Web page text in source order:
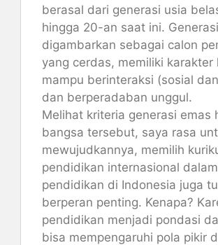
berasal dari generasi usia
hingga 20-an saat ini.
digambarkan sebagai calon
yang cerdas, memiliki karakter
mampu berinteraksi (sosial
dan berperadaban unggul.
Melihat kriteria generasi emas
bangsa tersebut, saya rasa
mewujudkannya, memilih
pendidikan internasional
pendidikan di Indonesia juga
berperan penting. Kenapa?
pendidikan menjadi pondasi
bisa mempengaruhi pola pikir